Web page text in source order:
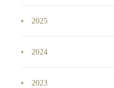
2025
2024
2023